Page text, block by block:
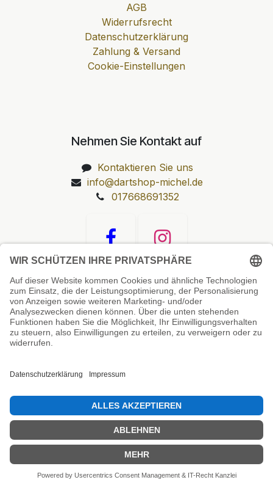
AGB
Widerrufsrecht
Datenschutzerklärung
Zahlung & Versand
Cookie-Einstellungen
Nehmen Sie Kontakt auf
Kontaktieren Sie uns
info@dartshop-michel.de
017668691352
Unsere Prüfsiegel